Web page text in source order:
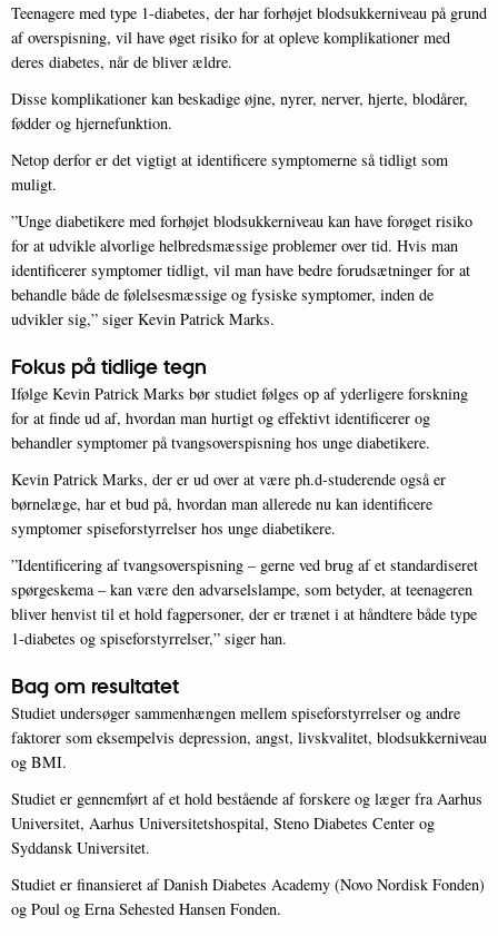
Teenagere med type 1-diabetes, der har forhøjet blodsukkerniveau på grund
af overspisning, vil have øget risiko for at opleve komplikationer med
deres diabetes, når de bliver ældre.
Disse komplikationer kan beskadige øjne, nyrer, nerver, hjerte, blodårer,
fødder og hjernefunktion.
Netop derfor er det vigtigt at identificere symptomerne så tidligt som
muligt.
”Unge diabetikere med forhøjet blodsukkerniveau kan have forøget risiko
for at udvikle alvorlige helbredsmæssige problemer over tid. Hvis man
identificerer symptomer tidligt, vil man have bedre forudsætninger for at
behandle både de følelsesmæssige og fysiske symptomer, inden de
udvikler sig,” siger Kevin Patrick Marks.
Fokus på tidlige tegn
Ifølge Kevin Patrick Marks bør studiet følges op af yderligere forskning
for at finde ud af, hvordan man hurtigt og effektivt identificerer og
behandler symptomer på tvangsoverspisning hos unge diabetikere.
Kevin Patrick Marks, der er ud over at være ph.d-studerende også er
børnelæge, har et bud på, hvordan man allerede nu kan identificere
symptomer spiseforstyrrelser hos unge diabetikere.
”Identificering af tvangsoverspisning – gerne ved brug af et standardiseret
spørgeskema – kan være den advarselslampe, som betyder, at teenageren
bliver henvist til et hold fagpersoner, der er trænet i at håndtere både type
1-diabetes og spiseforstyrrelser,” siger han.
Bag om resultatet
Studiet undersøger sammenhængen mellem spiseforstyrrelser og andre
faktorer som eksempelvis depression, angst, livskvalitet, blodsukkerniveau
og BMI.
Studiet er gennemført af et hold bestående af forskere og læger fra Aarhus
Universitet, Aarhus Universitetshospital, Steno Diabetes Center og
Syddansk Universitet.
Studiet er finansieret af Danish Diabetes Academy (Novo Nordisk Fonden)
og Poul og Erna Sehested Hansen Fonden.